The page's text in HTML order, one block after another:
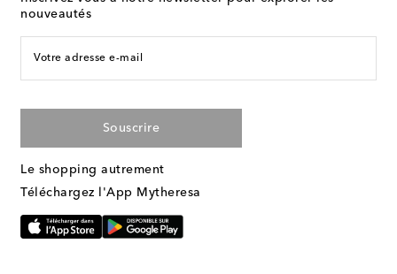
nouveautés
Votre adresse e-mail
Souscrire
Le shopping autrement
Téléchargez l'App Mytheresa